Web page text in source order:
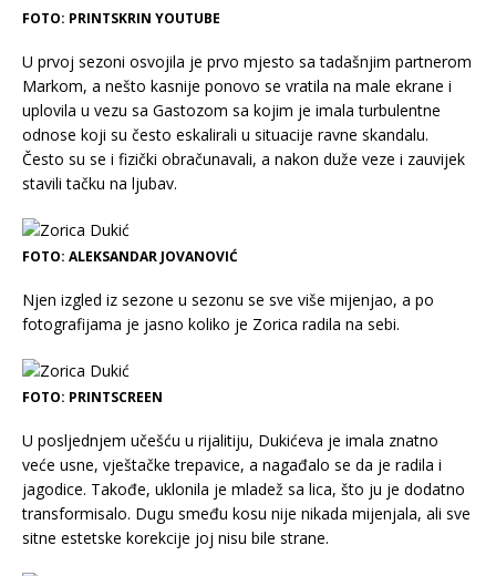
FOTO: PRINTSKRIN YOUTUBE
U prvoj sezoni osvojila je prvo mjesto sa tadašnjim partnerom
Markom, a nešto kasnije ponovo se vratila na male ekrane i
uplovila u vezu sa Gastozom sa kojim je imala turbulentne
odnose koji su često eskalirali u situacije ravne skandalu.
Često su se i fizički obračunavali, a nakon duže veze i zauvijek
stavili tačku na ljubav.
FOTO: ALEKSANDAR JOVANOVIĆ
Njen izgled iz sezone u sezonu se sve više mijenjao, a po
fotografijama je jasno koliko je Zorica radila na sebi.
FOTO: PRINTSCREEN
U posljednjem učešću u rijalitiju, Dukićeva je imala znatno
veće usne, vještačke trepavice, a nagađalo se da je radila i
jagodice. Takođe, uklonila je mladež sa lica, što ju je dodatno
transformisalo. Dugu smeđu kosu nije nikada mijenjala, ali sve
sitne estetske korekcije joj nisu bile strane.